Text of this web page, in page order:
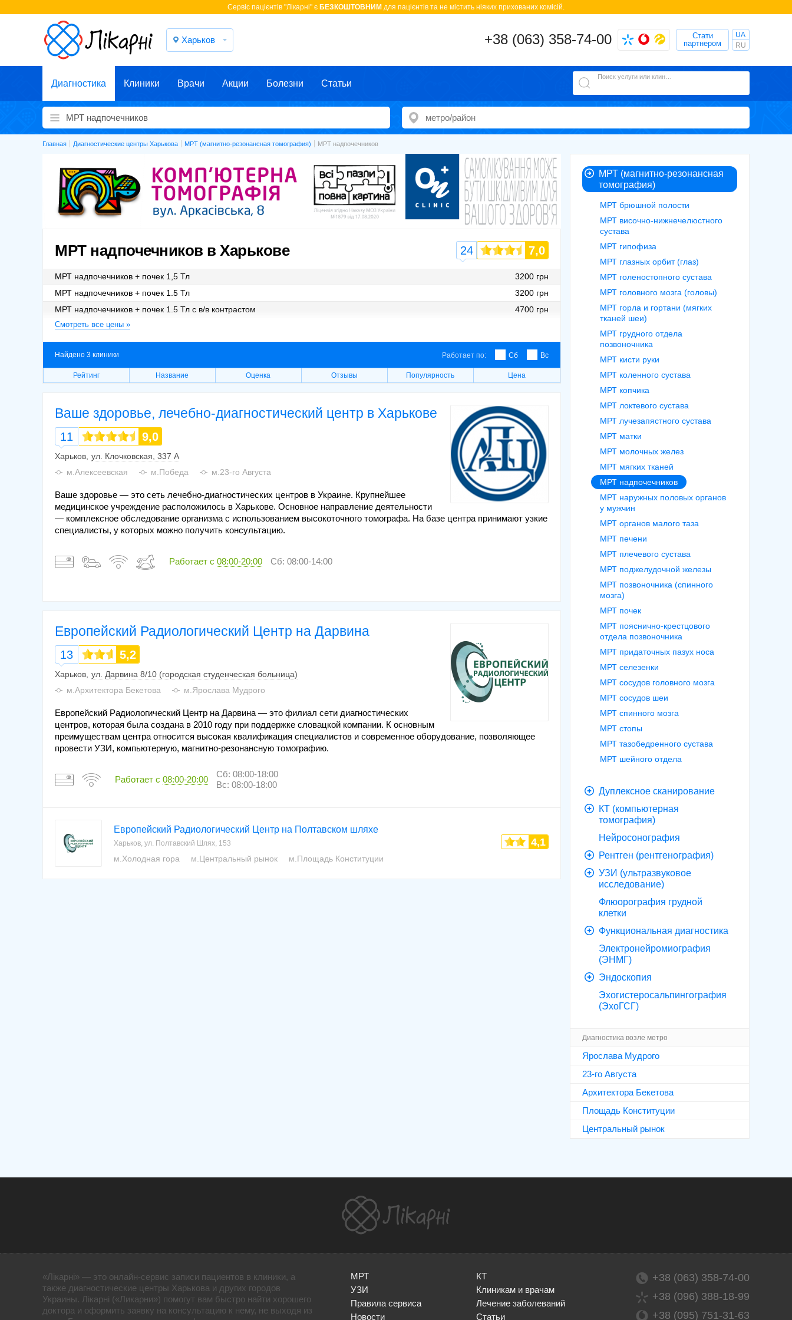
Cервіс пацієнтів "Лікарні" є БЕЗКОШТОВНИМ для пацієнтів та не містить ніяких прихованих комісій.
Харьков +38 (063) 358-74-00
Стати
партнером
UA
RU
Диагностика Клиники Врачи Акции Болезни Статьи
Главная Диагностические центры Харькова МРТ (магнитно-резонансная томография) МРТ надпочечников
МРТ надпочечников в Харькове
МРТ надпочечников + почек 1,5 Тл
3200 грн
МРТ надпочечников + почек 1.5 Тл
3200 грн
МРТ надпочечников + почек 1.5 Тл с в/в контрастом
4700 грн
МРТ надпочечников с контрастом
Смотреть все цены »
24 7,0
Найдено 3 клиники Работает по: Сб Вс
Рейтинг Название Оценка Отзывы Популярность Цена
Ваше здоровье, лечебно-диагностический центр в Харькове
11 9,0
Харьков ул. Клочковская, 337 А
м.Алексеевская
м.Победа м.23-го Августа
Ваше здоровье — это сеть лечебно-диагностических центров в Украине. Крупнейшее
медицинское учреждение расположилось в Харькове. Основное направление деятельности
— комплексное обследование организма с использованием высокоточного томографа. На базе центра принимают узкие
специалисты, у которых можно получить консультацию.
Работает с 08:00-20:00 Сб: 08:00-14:00
Европейский Радиологический Центр на Дарвина
13 5,2
Харьков ул. Дарвина 8/10 (городская студенческая больница)
м.Архитектора Бекетова
м.Ярослава Мудрого
Европейский Радиологический Центр на Дарвина — это филиал сети диагностических
центров, которая была создана в 2010 году при поддержке словацкой компании. К основным
преимуществам центра относится высокая квалификация специалистов и современное оборудование, позволяющее
провести УЗИ, компьютерную, магнитно-резонансную томографию.
Работает с 08:00-20:00
Сб: 08:00-18:00
Вс: 08:00-18:00
Европейский Радиологический Центр на Полтавском шляхе
4,1
Харьков, ул. Полтавский Шлях, 153
м.Холодная гора м.Центральный рынок м.Площадь Конституции
МРТ (магнитно-резонансная
томография)
МРТ брюшной полости
МРТ височно-нижнечелюстного
сустава
МРТ гипофиза
МРТ глазных орбит (глаз)
МРТ голеностопного сустава
МРТ головного мозга (головы)
МРТ горла и гортани (мягких
тканей шеи)
МРТ грудного отдела
позвоночника
МРТ кисти руки
МРТ коленного сустава
МРТ копчика
МРТ локтевого сустава
МРТ лучезапястного сустава
МРТ матки
МРТ молочных желез
МРТ мягких тканей
МРТ надпочечников
МРТ наружных половых органов
у мужчин
МРТ органов малого таза
МРТ печени
МРТ плечевого сустава
МРТ поджелудочной железы
МРТ позвоночника (спинного
мозга)
МРТ почек
МРТ пояснично-крестцового
отдела позвоночника
МРТ придаточных пазух носа
МРТ селезенки
МРТ сосудов головного мозга
МРТ сосудов шеи
МРТ спинного мозга
МРТ стопы
МРТ тазобедренного сустава
МРТ шейного отдела
Дуплексное сканирование
КТ (компьютерная
томография)
Нейросонография
Рентген (рентгенография)
УЗИ (ультразвуковое
исследование)
Флюорография грудной
клетки
Функциональная диагностика
Электронейромиография
(ЭНМГ)
Эндоскопия
Эхогистеросальпингография
(ЭхоГСГ)
Диагностика возле метро
Ярослава Мудрого
23-го Августа
Архитектора Бекетова
Площадь Конституции
Центральный рынок
«Лікарні» — это онлайн-сервис записи пациентов в клиники, а
также диагностические центры Харькова и других городов
Украины. Лікарні («Ликарни») помогут вам быстро найти хорошего
доктора и оформить заявку на консультацию к нему, не выходя из
МРТ
КТ
УЗИ
Клиникам и врачам
Правила сервиса
Лечение заболеваний
Новости
Статьи
+38 (063) 358-74-00
+38 (096) 388-18-99
+38 (095) 751-31-63